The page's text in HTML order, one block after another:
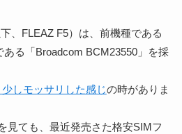
、FLEAZ F5）は、前機種である
ある「Broadcom BCM23550」を採
しモッサリした感じの時がありま
見ても、最近発売さた格安SIMフ